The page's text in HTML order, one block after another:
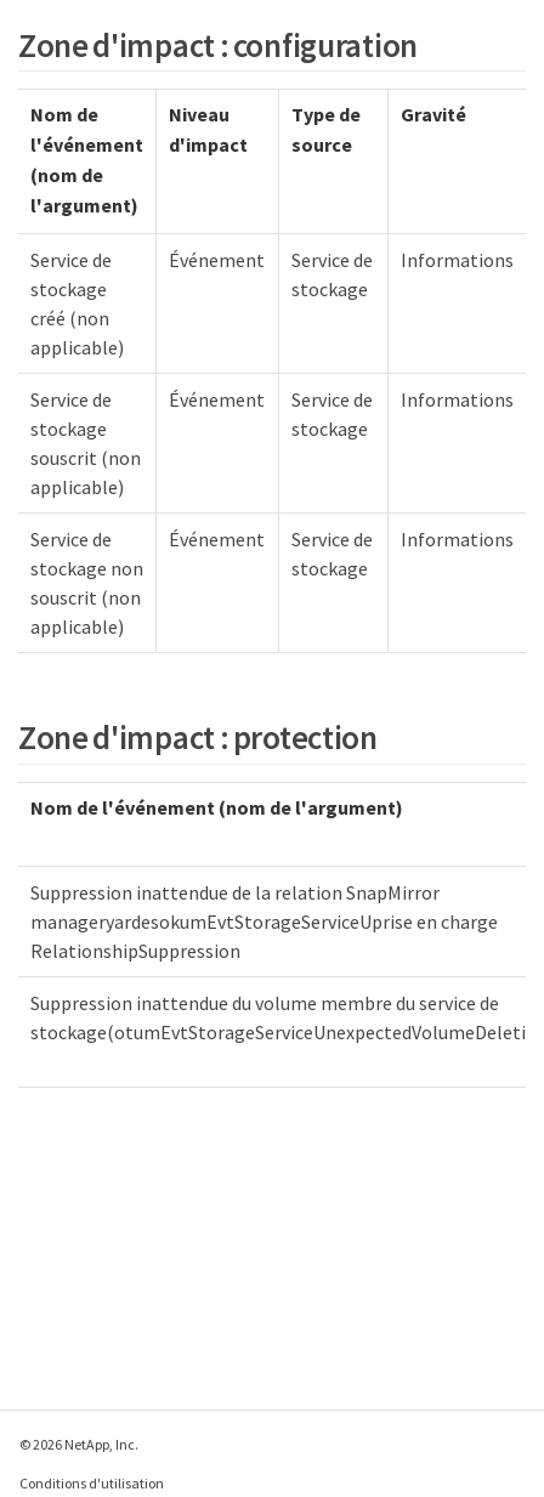
Zone d'impact : configuration
Nom de
l'événement
(nom de
l'argument)
Niveau
d'impact
Type de
source
Gravité
Service de
stockage
créé (non
applicable)
Événement
Service de
stockage
Informations
Service de
stockage
souscrit (non
applicable)
Événement
Service de
stockage
Informations
Service de
stockage non
souscrit (non
applicable)
Événement
Service de
stockage
Informations
Zone d'impact : protection
Nom de l'événement (nom de l'argument)
Suppression inattendue de la relation SnapMirror
manageryardesokumEvtStorageServiceUprise en charge
RelationshipSuppression
Suppression inattendue du volume membre du service de
© 2026 NetApp, Inc.
Conditions d'utilisation